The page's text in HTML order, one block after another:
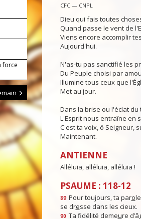
force
CFC — CNPL
Dieu qui fais toutes
Quand passe le vent de
Viens encore accomplir
Aujourd'hui.
N'as-tu pas sanctifié les
Du Peuple choisi par
Illumine tous ceux que
Met au jour.
Dans la brise ou l'éclat du
L'Esprit nous entraîne en
C'est ta voix, ô Seigneur,
Maintenant.
ANTIENNE
Alléluia, alléluia, alléluia !
PSAUME : 118-12
89 Pour toujours, ta paro
se dresse dans les cieux.
90 Ta fidélité demeure